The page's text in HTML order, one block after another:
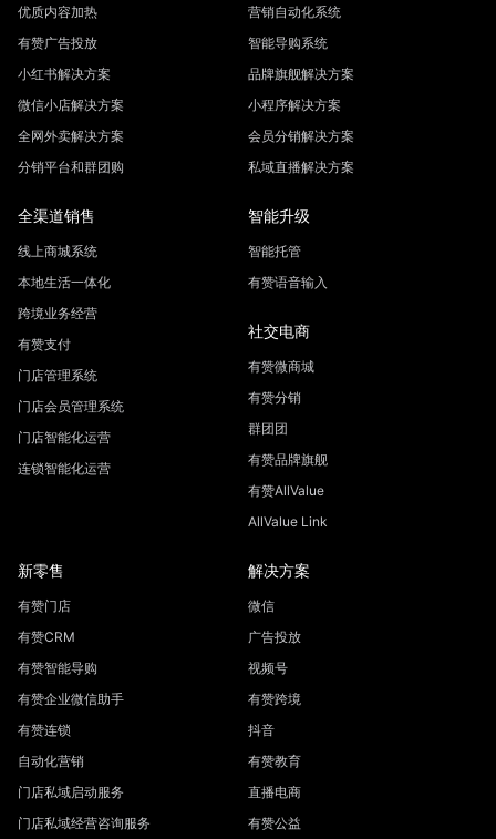
优质内容加热
有赞广告投放
小红书解决方案
微信小店解决方案
全网外卖解决方案
分销平台和群团购
营销自动化系统
智能导购系统
品牌旗舰解决方案
小程序解决方案
会员分销解决方案
私域直播解决方案
全渠道销售
线上商城系统
本地生活一体化
跨境业务经营
有赞支付
门店管理系统
门店会员管理系统
门店智能化运营
连锁智能化运营
智能升级
智能托管
有赞语音输入
社交电商
有赞微商城
有赞分销
群团团
有赞品牌旗舰
有赞AllValue
AllValue Link
新零售
有赞门店
有赞CRM
有赞智能导购
有赞企业微信助手
有赞连锁
自动化营销
门店私域启动服务
门店私域经营咨询服务
解决方案
微信
广告投放
视频号
有赞跨境
抖音
有赞教育
直播电商
有赞公益